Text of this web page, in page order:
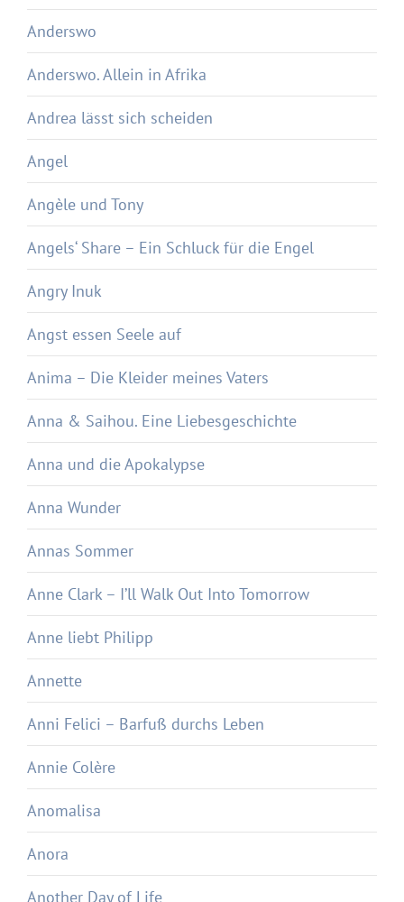
Anderswo
Anderswo. Allein in Afrika
Andrea lässt sich scheiden
Angel
Angèle und Tony
Angels‘ Share – Ein Schluck für die Engel
Angry Inuk
Angst essen Seele auf
Anima – Die Kleider meines Vaters
Anna & Saihou. Eine Liebesgeschichte
Anna und die Apokalypse
Anna Wunder
Annas Sommer
Anne Clark – I’ll Walk Out Into Tomorrow
Anne liebt Philipp
Annette
Anni Felici – Barfuß durchs Leben
Annie Colère
Anomalisa
Anora
Another Day of Life